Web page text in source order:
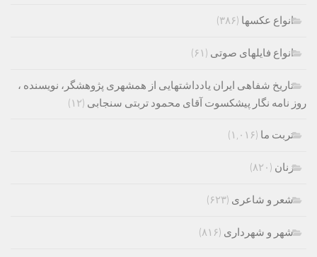
انواع عکسها (۳۸۶)
انواع فایلهای صوتی (۶۱)
تاریخ شفاهی ایران یادداشتهایی از همشهری پژوهشگر، نویسنده ،
روز نامه نگار پیشکسوت آقای محمود تربتی سنجابی (۱۲)
تربت ما (۱,۰۱۶)
زنان (۸۲۰)
شعر و شاعری (۶۲۳)
شهر و شهرداری (۸۱۶)